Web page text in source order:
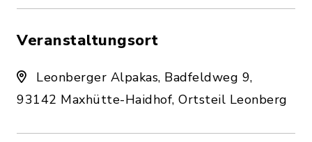
Veranstaltungsort
Leonberger Alpakas, Badfeldweg 9,
93142 Maxhütte-Haidhof, Ortsteil Leonberg